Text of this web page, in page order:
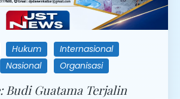
Hukum
Internasional
Nasional Organisasi
Budi Guatama Terjalin